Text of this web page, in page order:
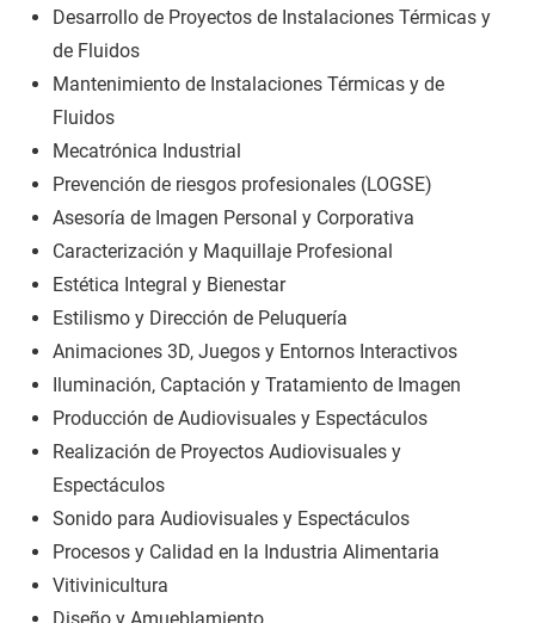
Desarrollo de Proyectos de Instalaciones Térmicas y
de Fluidos
Mantenimiento de Instalaciones Térmicas y de
Fluidos
Mecatrónica Industrial
Prevención de riesgos profesionales (LOGSE)
Asesoría de Imagen Personal y Corporativa
Caracterización y Maquillaje Profesional
Estética Integral y Bienestar
Estilismo y Dirección de Peluquería
Animaciones 3D, Juegos y Entornos Interactivos
Iluminación, Captación y Tratamiento de Imagen
Producción de Audiovisuales y Espectáculos
Realización de Proyectos Audiovisuales y
Espectáculos
Sonido para Audiovisuales y Espectáculos
Procesos y Calidad en la Industria Alimentaria
Vitivinicultura